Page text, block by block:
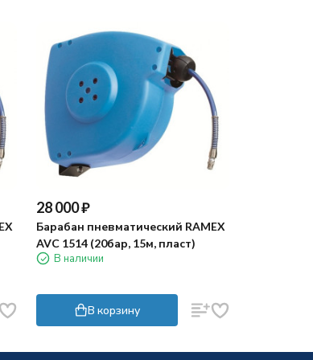
28 000₽
Барабан пневматический RAMEX
AVC 1514 (20бар, 15м, пласт)
В наличии
В корзину